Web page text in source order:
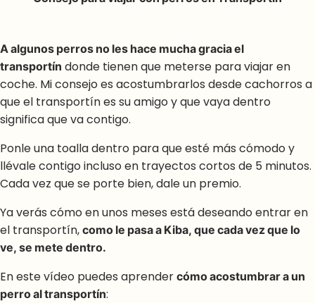
A algunos perros no les hace mucha gracia el
transportín donde tienen que meterse para viajar en
coche. Mi consejo es acostumbrarlos desde cachorros a
que el transportín es su amigo y que vaya dentro
significa que va contigo.
Ponle una toalla dentro para que esté más cómodo y
llévale contigo incluso en trayectos cortos de 5 minutos.
Cada vez que se porte bien, dale un premio.
Ya verás cómo en unos meses está deseando entrar en
el transportín,como le pasa a Kiba, que cada vez que lo
ve, se mete dentro.
En este vídeo puedes aprendercómo acostumbrar a un
perro al transportín: